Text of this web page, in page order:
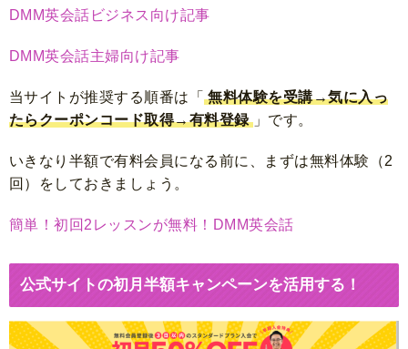
DMM英会話ビジネス向け記事
DMM英会話主婦向け記事
当サイトが推奨する順番は「 無料体験を受講→気に入っ
たらクーポンコード取得→有料登録 」です。
いきなり半額で有料会員になる前に、まずは無料体験（2
回）をしておきましょう。
簡単！初回2レッスンが無料！DMM英会話
公式サイトの初月半額キャンペーンを活用する！